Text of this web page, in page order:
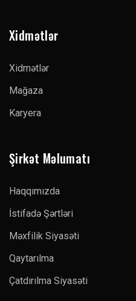
Xidmətlər
Xidmətlər
Mağaza
Karyera
Şirkət Məlumatı
Haqqımızda
İstifadə Şərtləri
Məxfilik Siyasəti
Qaytarılma
Çatdırılma Siyasəti